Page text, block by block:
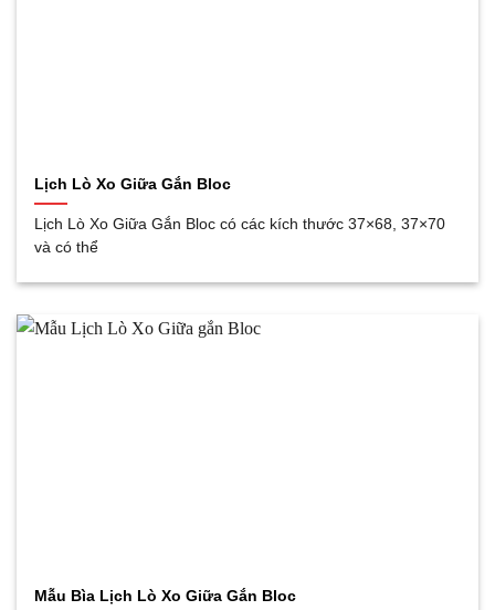
Lịch Lò Xo Giữa Gắn Bloc
Lịch Lò Xo Giữa Gắn Bloc có các kích thước 37×68, 37×70
và có thể
Mẫu Bìa Lịch Lò Xo Giữa Gắn Bloc